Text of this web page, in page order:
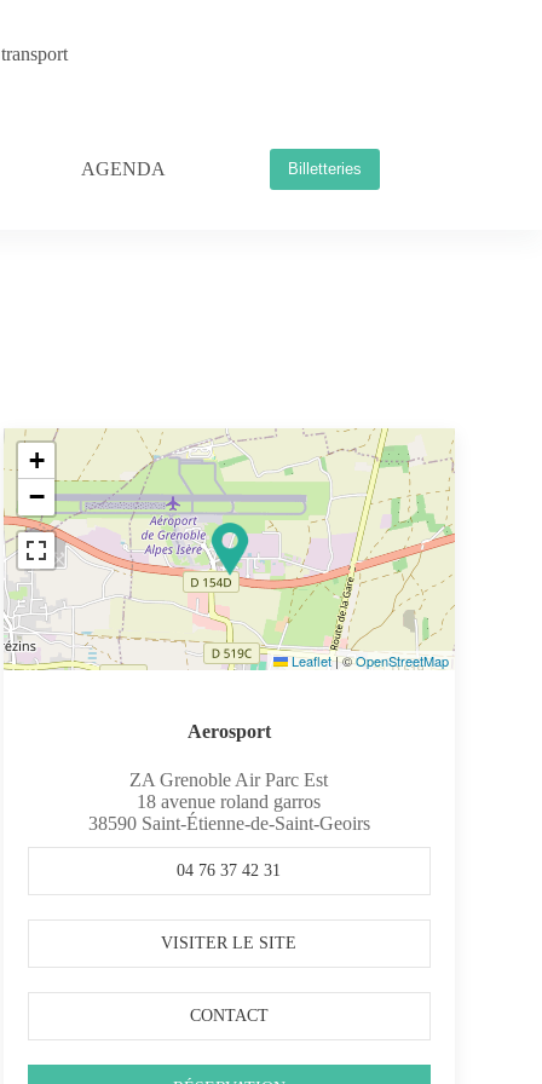
AGENDA Billetteries
+
−
Leaflet|©OpenStreetMap
Aerosport
ZA Grenoble Air Parc Est
18 avenue roland garros
38590Saint-Étienne-de-Saint-Geoirs
04 76 37 42 31
VISITER LE SITE
CONTACT